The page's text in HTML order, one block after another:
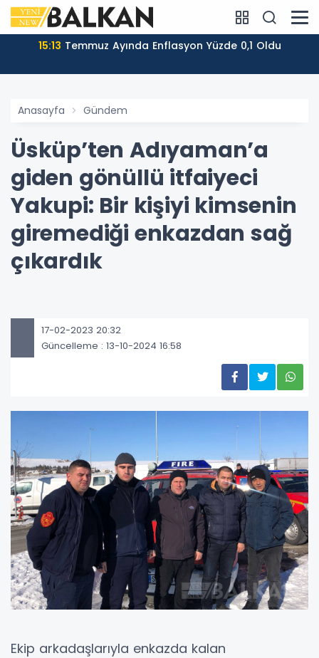
15:13 Temmuz Ayında Enflasyon Yüzde 0,1 Oldu
Anasayfa Gündem
Üsküp’ten Adıyaman’a
giden gönüllü itfaiyeci
Yakupi: Bir kişiyi kimsenin
giremediği enkazdan sağ
çıkardık
17-02-2023 20:32
Güncelleme : 13-10-2024 16:58
Ekip arkadaşlarıyla enkazda kalan